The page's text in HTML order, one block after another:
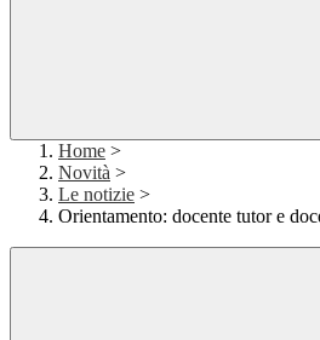
Home >
Novità >
Le notizie >
Orientamento: docente tutor e